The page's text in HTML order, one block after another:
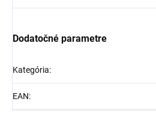
Dodatočné parametre
Kategória:
EAN: